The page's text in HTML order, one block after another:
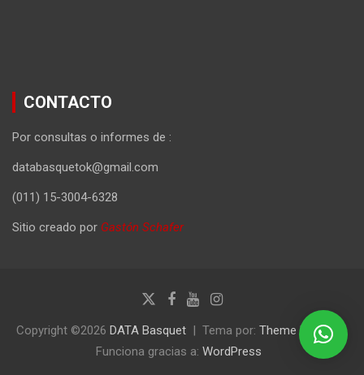
CONTACTO
Por consultas o informes de :
databasquetok@gmail.com
(011) 15-3004-6328
Sitio creado por Gastón Schafer
Copyright ©2026 DATA Basquet Tema por: Theme Horse
Funciona gracias a: WordPress